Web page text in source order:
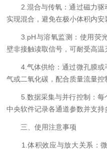
2.混合与传氧：通过磁力驱
实现混合，避免在极小体积内安
3.pH与溶氧监测：使用荧光
壁非接触读取信号，可耐受高温
4.气体供给：通过微孔膜或
气或二氧化碳，配合质量流量控
5.数据采集与并行控制：每
中央软件记录各通道参数并支持
三、使用注意事项
1.体积效应与放大关系：微